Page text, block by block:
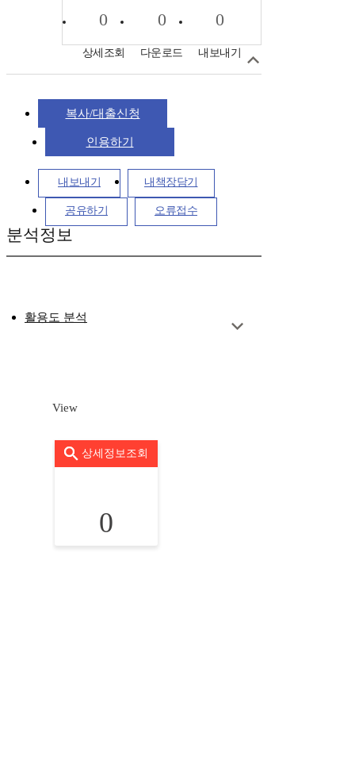
0
상세조회
0
다운로드
0
내보내기
복사/대출신청
인용하기
내보내기 내책장담기
공유하기 오류접수
분석정보
활용도 분석
View
상세정보조회
0